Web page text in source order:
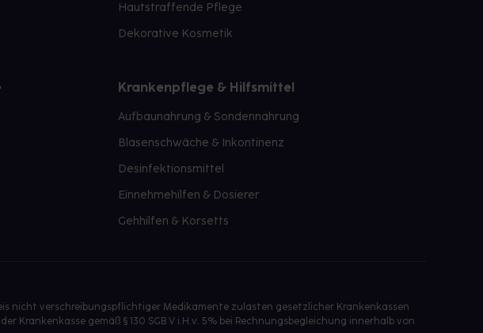
Hautstraffende Pflege
Dekorative Kosmetik
Krankenpflege & Hilfsmittel
Aufbaunahrung & Sondennahrung
Blasenschwäche & Inkontinenz
Desinfektionsmittel
Einnehmehilfen & Dosierer
Gehhilfen & Korsetts
nicht verschreibungspflichtiger Medikamente zulasten gesetzlicher Krankenkassen
Krankenkasse gemäß § 130 SGB V i.H.v. 5% bei Rechnungsbegleichung innerhalb von